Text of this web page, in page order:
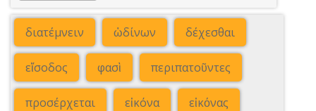
διατέμνειν ὠδίνων δέχεσθαι
εἴσοδος φασὶ περιπατοῦντες
προσέρχεται εἰκόνα εἰκόνας